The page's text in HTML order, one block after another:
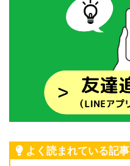
よく読まれている記事